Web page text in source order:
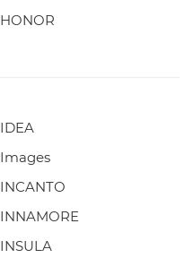
HONOR
IDEA
Images
INCANTO
INNAMORE
INSULA